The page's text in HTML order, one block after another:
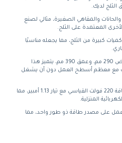
الثلج لديك.
والحانات والمقاهي الصغيرة، مثالي لصنع
المعتمدة على الثلج.
كبيرة من الثلج، مما يجعله مناسبًا
: بارتفاع 430 مم، وعرض 290 مم، وعمق 390 مم، يتميز هذا
مع معظم أسطح العمل دون أن يشغل
: يعمل على مصدر طاقة 220 فولت القياسي مع تيار 1.13 أمبير، مما
المنزلية.
على مصدر طاقة ذو طور واحد، مما